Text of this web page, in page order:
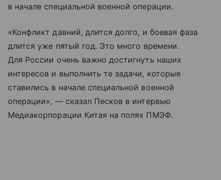
в начале специальной военной операции.
«Конфликт давний, длится долго, и боевая фаза
длится уже пятый год. Это много времени.
Для России очень важно достигнуть наших
интересов и выполнить те задачи, которые
ставились в начале специальной военной
операции», — сказал Песков в интервью
Медиакорпорации Китая на полях ПМЭФ.